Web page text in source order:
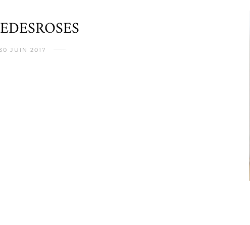
JUIN 2017